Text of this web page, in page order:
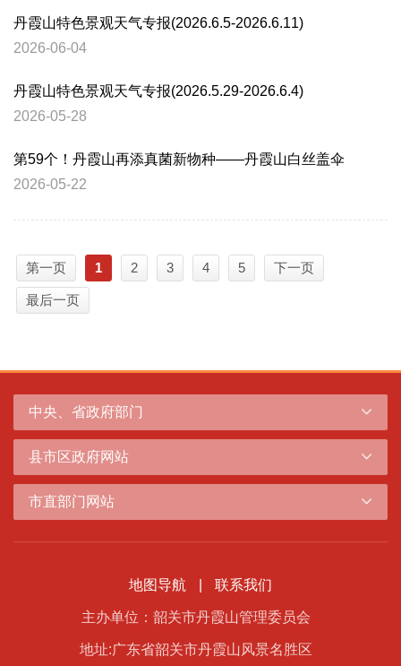
丹霞山特色景观天气专报(2026.6.5-2026.6.11)
2026-06-04
丹霞山特色景观天气专报(2026.5.29-2026.6.4)
2026-05-28
第59个！丹霞山再添真菌新物种——丹霞山白丝盖伞
2026-05-22
第一页 1 2 3 4 5 下一页
最后一页
中央、省政府部门
县市区政府网站
市直部门网站
地图导航 联系我们
主办单位：韶关市丹霞山管理委员会
地址:广东省韶关市丹霞山风景名胜区